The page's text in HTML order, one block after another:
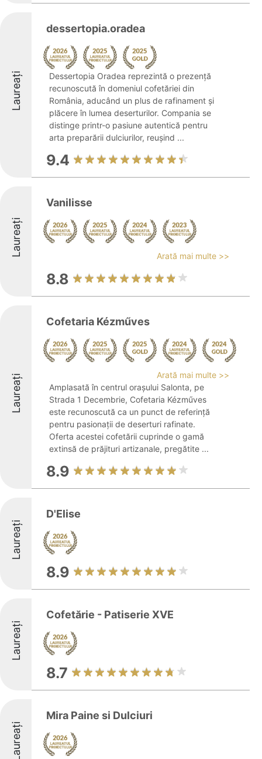
Laureați
dessertopia.oradea
Dessertopia Oradea reprezintă o prezență
recunoscută în domeniul cofetăriei din
România, aducând un plus de rafinament și
plăcere în lumea deserturilor. Compania se
distinge printr-o pasiune autentică pentru
arta preparării dulciurilor, reușind ...
9.4
Laureați
Vanilisse
Arată mai multe >>
8.8
Laureați
Cofetaria Kézműves
Arată mai multe >>
Amplasată în centrul orașului Salonta, pe
Strada 1 Decembrie, Cofetaria Kézműves
este recunoscută ca un punct de referință
pentru pasionații de deserturi rafinate.
Oferta acestei cofetării cuprinde o gamă
extinsă de prăjituri artizanale, pregătite ...
8.9
Laureați
D'Elise
8.9
Laureați
Cofetărie - Patiserie XVE
8.7
Laureați
Mira Paine si Dulciuri